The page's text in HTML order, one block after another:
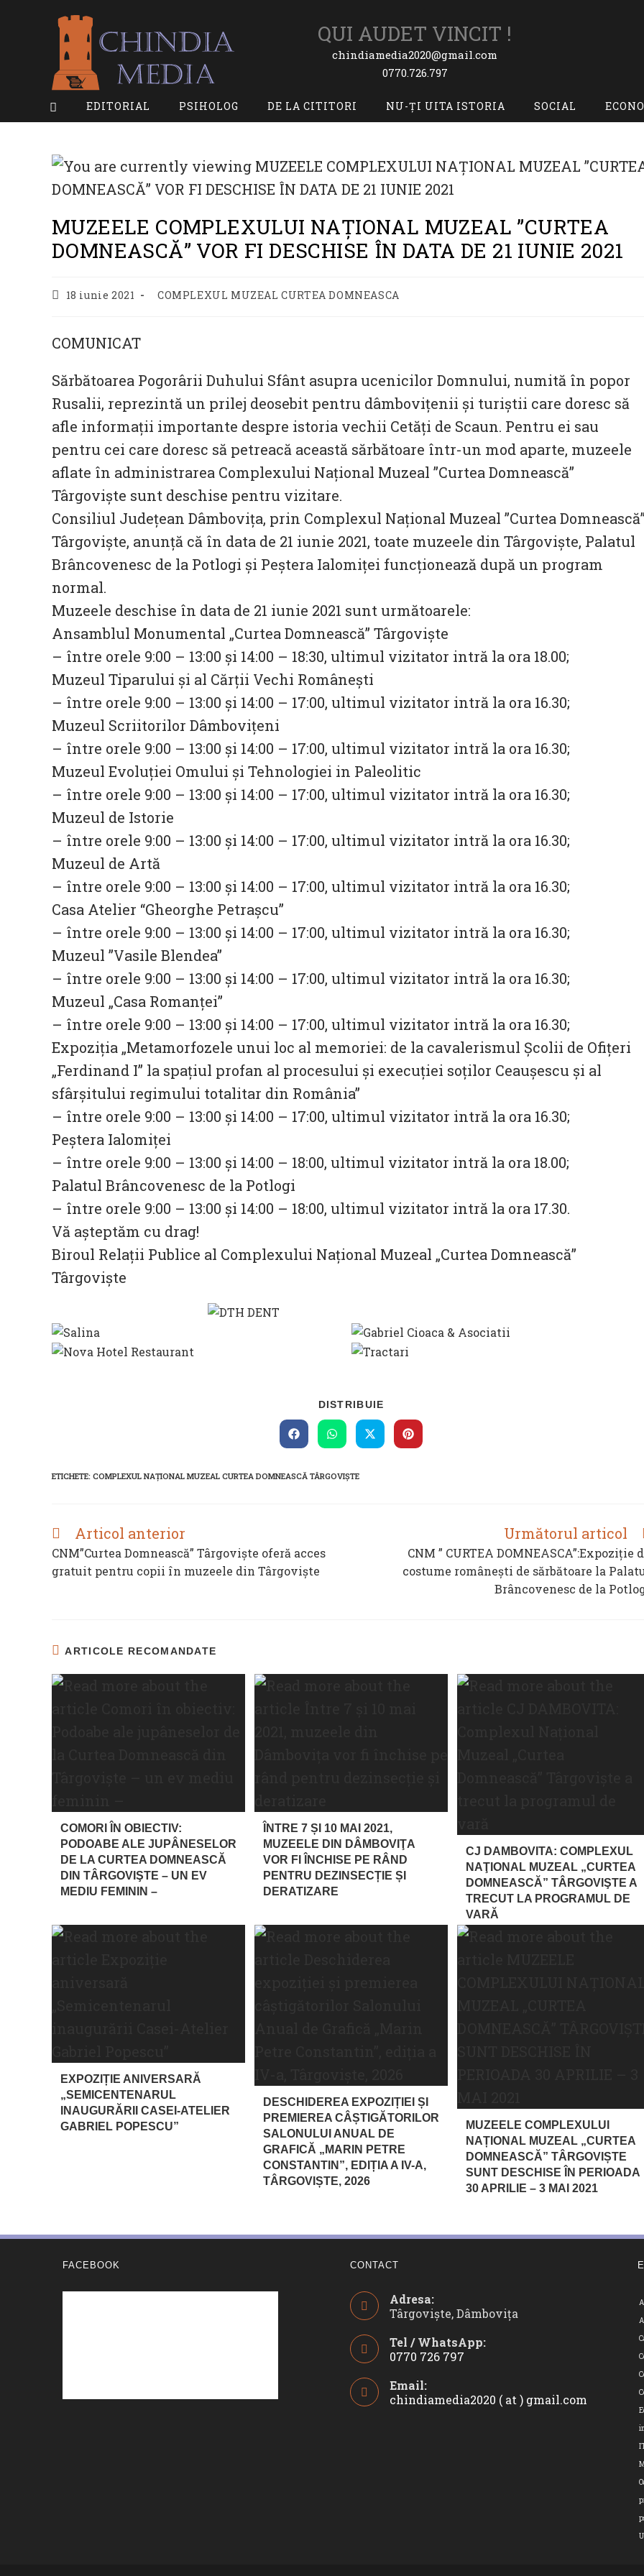
QUI AUDET VINCIT !
chindiamedia2020@gmail.com
0770.726.797
EDITORIAL PSIHOLOG DE LA CITITORI NU-ȚI UITA ISTORIA SOCIAL
MUZEELE COMPLEXULUI NAȚIONAL MUZEAL ”CURTEA
DOMNEASCĂ” VOR FI DESCHISE ÎN DATA DE 21 IUNIE 2021
Post18 iunie 2021
Post
COMPLEXUL MUZEAL CURTEA DOMNEASCA
COMUNICAT
Sărbătoarea Pogorârii Duhului Sfânt asupra ucenicilor Domnului, numită în popor
Rusalii, reprezintă un prilej deosebit pentru dâmboviţenii şi turiştii care doresc să
afle informaţii importante despre istoria vechii Cetăţi de Scaun. Pentru ei sau
pentru cei care doresc să petreacă această sărbătoare într-un mod aparte, muzeele
aflate în administrarea Complexului Naţional Muzeal ”Curtea Domnească”
Târgovişte sunt deschise pentru vizitare.
Consiliul Judeţean Dâmboviţa, prin Complexul Naţional Muzeal ”Curtea Domnească”
Târgovişte, anunţă că în data de 21 iunie 2021, toate muzeele din Târgoviște, Palatul
Brâncovenesc de la Potlogi şi Peştera Ialomiţei funcţionează după un program
normal.
Muzeele deschise în data de 21 iunie 2021 sunt următoarele:
Ansamblul Monumental „Curtea Domnească” Târgovişte
– între orele 9:00 – 13:00 și 14:00 – 18:30, ultimul vizitator intră la ora 18.00;
Muzeul Tiparului şi al Cărţii Vechi Româneşti
– între orele 9:00 – 13:00 și 14:00 – 17:00, ultimul vizitator intră la ora 16.30;
Muzeul Scriitorilor Dâmboviţeni
– între orele 9:00 – 13:00 și 14:00 – 17:00, ultimul vizitator intră la ora 16.30;
Muzeul Evoluţiei Omului şi Tehnologiei in Paleolitic
– între orele 9:00 – 13:00 și 14:00 – 17:00, ultimul vizitator intră la ora 16.30;
Muzeul de Istorie
– între orele 9:00 – 13:00 și 14:00 – 17:00, ultimul vizitator intră la ora 16.30;
Muzeul de Artă
– între orele 9:00 – 13:00 și 14:00 – 17:00, ultimul vizitator intră la ora 16.30;
Casa Atelier “Gheorghe Petraşcu”
– între orele 9:00 – 13:00 și 14:00 – 17:00, ultimul vizitator intră la ora 16.30;
Muzeul ”Vasile Blendea”
– între orele 9:00 – 13:00 și 14:00 – 17:00, ultimul vizitator intră la ora 16.30;
Muzeul „Casa Romanței”
– între orele 9:00 – 13:00 și 14:00 – 17:00, ultimul vizitator intră la ora 16.30;
Expoziţia „Metamorfozele unui loc al memoriei: de la cavalerismul Şcolii de Ofiţeri
„Ferdinand I” la spaţiul profan al procesului şi execuţiei soţilor Ceauşescu şi al
sfârşitului regimului totalitar din România”
– între orele 9:00 – 13:00 și 14:00 – 17:00, ultimul vizitator intră la ora 16.30;
Peştera Ialomiţei
– între orele 9:00 – 13:00 și 14:00 – 18:00, ultimul vizitator intră la ora 18.00;
Palatul Brâncovenesc de la Potlogi
– între orele 9:00 – 13:00 și 14:00 – 18:00, ultimul vizitator intră la ora 17.30.
Vă aşteptăm cu drag!
Biroul Relații Publice al Complexului Național Muzeal „Curtea Domnească”
Târgoviște
DISTRIBUIE
THIS
CONTENT
Opens
in
window
Opens
in
window
Opens
in
Opens
in
ETICHETE: COMPLEXUL NAȚIONAL MUZEAL CURTEA DOMNEASCĂ TÂRGOVIȘTE
READ
ARTICLES
Articol anterior
CNM”Curtea Domnească” Târgoviște oferă acces
gratuit pentru copii în muzeele din Târgovişte
Următorul articol
CNM ” CURTEA DOMNEASCA”:Expoziție
costume românești de sărbătoare la
Brâncovenesc de la
ARTICOLE RECOMANDATE
COMORI ÎN OBIECTIV:
PODOABE ALE JUPÂNESELOR
DE LA CURTEA DOMNEASCĂ
DIN TÂRGOVIŞTE – UN EV
MEDIU FEMININ –
ÎNTRE 7 ȘI 10 MAI 2021,
MUZEELE DIN DÂMBOVIŢA
VOR FI ÎNCHISE PE RÂND
PENTRU DEZINSECȚIE ȘI
DERATIZARE
CJ DAMBOVITA: COMPLEXUL
NAŢIONAL MUZEAL „CURTEA
DOMNEASCĂ” TÂRGOVIŞTE A
TRECUT LA PROGRAMUL DE
VARĂ
EXPOZIȚIE ANIVERSARĂ
„SEMICENTENARUL
INAUGURĂRII CASEI-ATELIER
GABRIEL POPESCU”
DESCHIDEREA EXPOZIȚIEI ȘI
PREMIEREA CÂȘTIGĂTORILOR
SALONULUI ANUAL DE
GRAFICĂ „MARIN PETRE
CONSTANTIN”, EDIȚIA A IV-A,
TÂRGOVIȘTE, 2026
MUZEELE COMPLEXULUI
NAȚIONAL MUZEAL „CURTEA
DOMNEASCĂ” TÂRGOVIȘTE
SUNT DESCHISE ÎN PERIOADA
30 APRILIE – 3 MAI 2021
FACEBOOK CONTACT
Adresa:
Târgoviște, Dâmbovița
Tel / WhatsApp:
0770 726 797
in
your
Email:
chindiamedia2020 ( at ) gmail.com